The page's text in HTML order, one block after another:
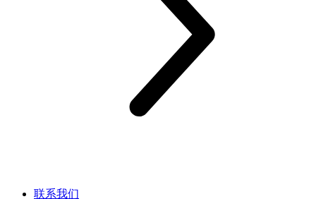
联系我们